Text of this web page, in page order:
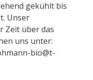
gekühlt bis
Unser
Zeit über das
uns unter:
bio@t-